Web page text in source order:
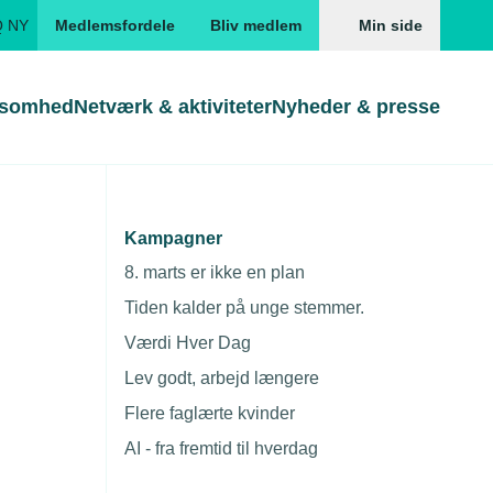
NY Medlemsfordele Bliv medlem Min side
Gå direkte til
Skabeloner og kontrakter
Beregn opsigelsesvarsel
Gå direkte til
Skabeloner
TEKNIQ app
Netværk & aktiviteterNyheder & presse
Kampagner
8. marts er ikke en plan
Tiden kalder på unge stemmer.
Værdi Hver Dag
Lev godt, arbejd længere
Flere faglærte kvinder
AI - fra fremtid til hverdag